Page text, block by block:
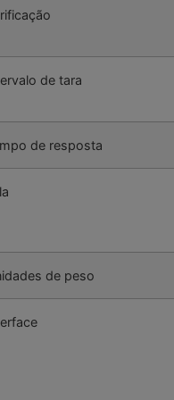
de tara
de resposta
de peso